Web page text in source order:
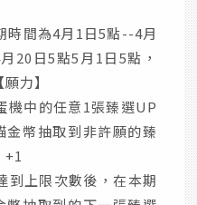
時間為4月1日5點--4月
20日5點5月1日5點，
力】
機中的任意1張臻選UP
幣抽取到非許願的臻
+1
到上限次數後，在本期